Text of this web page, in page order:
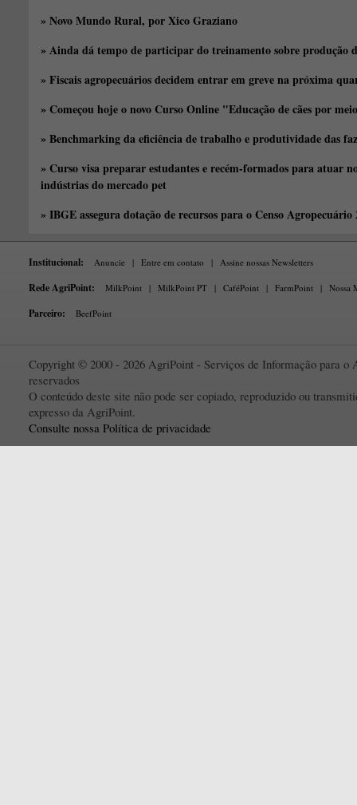
» Novo Mundo Rural, por Xico Graziano
» Ainda dá tempo de participar do treinamento sobre produção
» Fiscais agropecuários decidem entrar em greve na próxima
» Começou hoje o novo Curso Online "Educação de cães por
» Benchmarking da eficiência de trabalho e produtividade das
» Curso visa preparar estudantes e recém-formados para atuar
indústrias do mercado pet
» IBGE assegura dotação de recursos para o Censo Agropecuário
Institucional: Anuncie | Entre em contato | Assine nossas Newsletters
Rede AgriPoint: MilkPoint | MilkPoint PT | CaféPoint | FarmPoint | Nossa
Parceiro: BeefPoint
Copyright © 2000 - 2026 AgriPoint - Serviços de Informação para o
reservados
O conteúdo deste site não pode ser copiado, reproduzido ou
expresso da AgriPoint.
Consulte nossa Política de privacidade